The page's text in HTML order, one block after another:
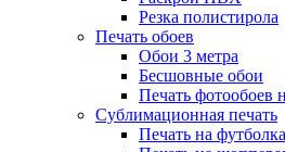
Резка полистирола
Печать обоев
Обои 3 метра
Бесшовные обои
Печать фотообоев
Сублимационная печать
Печать на